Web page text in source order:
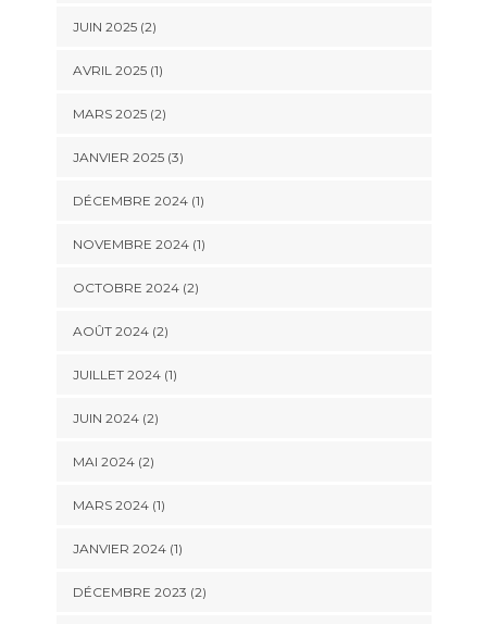
JUIN 2025(2)
AVRIL 2025(1)
MARS 2025(2)
JANVIER 2025(3)
DÉCEMBRE 2024(1)
NOVEMBRE 2024(1)
OCTOBRE 2024(2)
AOÛT 2024(2)
JUILLET 2024(1)
JUIN 2024(2)
MAI 2024(2)
MARS 2024(1)
JANVIER 2024(1)
DÉCEMBRE 2023 (2)